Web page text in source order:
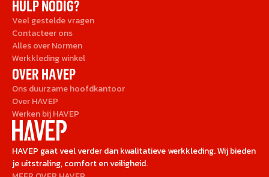
HAVEP gaat veel verder dan kwalitatieve werkkleding. Wij bieden
je uitstraling, comfort en veiligheid.
HULP NODIG?
Veel gestelde vragen
Contacteer ons
Alles over Normen
Werkkleding winkel
OVER HAVEP
Ons duurzame hoofdkantoor
Over HAVEP
Werken bij HAVEP